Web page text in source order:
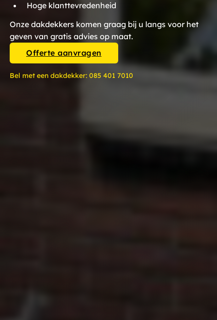
Hoge klanttevredenheid
Onze dakdekkers komen graag bij u langs voor het
geven van gratis advies op maat.
Offerte aanvragen
Bel met een dakdekker: 085 401 7010